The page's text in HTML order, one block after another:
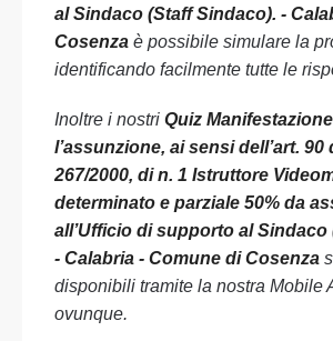
al Sindaco (Staff Sindaco). -
Cosenza è possibile simulare la
identificando facilmente tutte le
Inoltre i nostri Quiz
l’assunzione, ai sensi dell’art. 90
267/2000, di n. 1 Istruttore
determinato e parziale 50% da
all’Ufficio di supporto al Sindaco
- Calabria - Comune di Cosenza
disponibili tramite la nostra Mobile
ovunque.